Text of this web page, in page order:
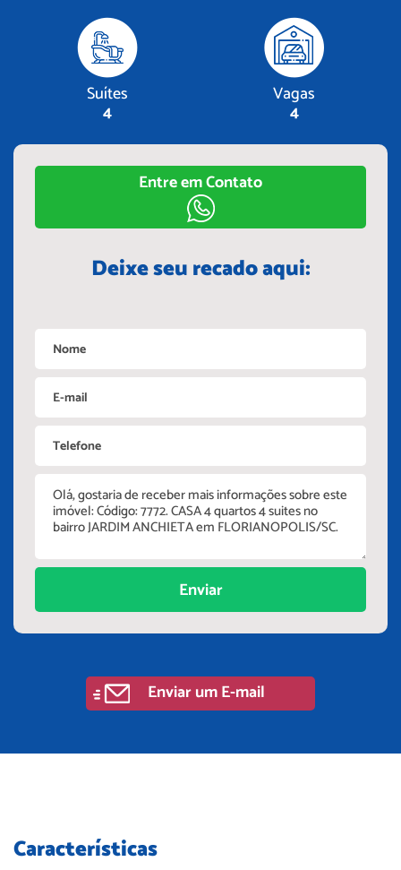
Suítes
4
Vagas
4
Entre em Contato
Deixe seu recado aqui:
Enviar
Enviar um E-mail
Características